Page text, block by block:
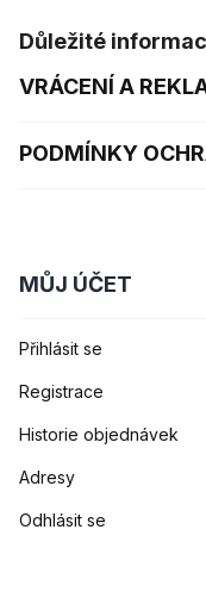
Důležité
VRÁCENÍ A
PODMÍNKY
MŮJ ÚČET
Přihlásit se
Registrace
Historie objednávek
Adresy
Odhlásit se